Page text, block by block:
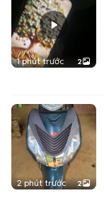
1 phút trước 2
2 phút trước 2